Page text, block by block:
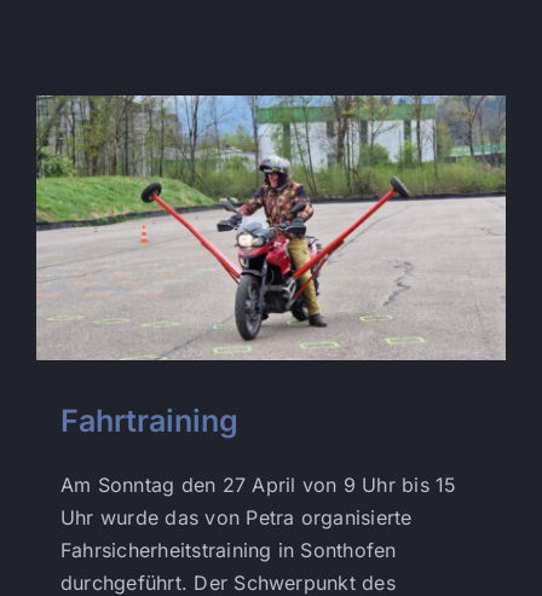
Fahrtraining
Am Sonntag den 27 April von 9 Uhr bis 15
Uhr wurde das von Petra organisierte
Fahrsicherheitstraining in Sonthofen
durchgeführt. Der Schwerpunkt des